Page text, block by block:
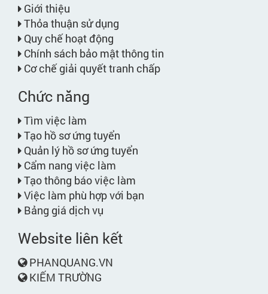
Giới thiệu
Thỏa thuận sử dụng
Quy chế hoạt động
Chính sách bảo mật thông tin
Cơ chế giải quyết tranh chấp
Chức năng
Tìm việc làm
Tạo hồ sơ ứng tuyển
Quản lý hồ sơ ứng tuyển
Cẩm nang việc làm
Tạo thông báo việc làm
Việc làm phù hợp với bạn
Bảng giá dịch vụ
Website liên kết
PHANQUANG.VN
KIẾM TRƯỜNG